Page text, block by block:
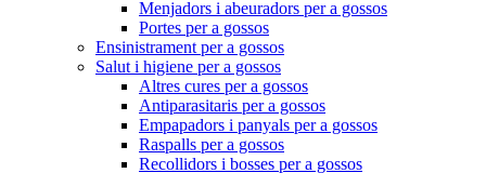
Menjadors i abeuradors per a gossos
Portes per a gossos
Ensinistrament per a gossos
Salut i higiene per a gossos
Altres cures per a gossos
Antiparasitaris per a gossos
Empapadors i panyals per a gossos
Raspalls per a gossos
Recollidors i bosses per a gossos